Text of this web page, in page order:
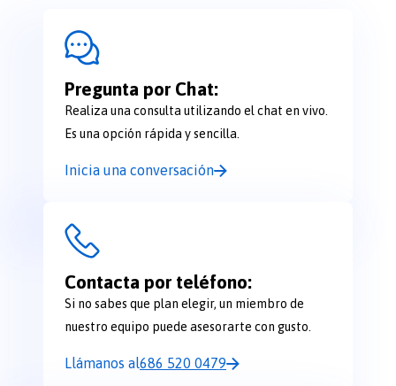
Pregunta por Chat:
Realiza una consulta utilizando el chat en vivo.
Es una opción rápida y sencilla.
Inicia una conversación
Contacta por teléfono:
Si no sabes que plan elegir, un miembro de
nuestro equipo puede asesorarte con gusto.
Llámanos al686 520 0479